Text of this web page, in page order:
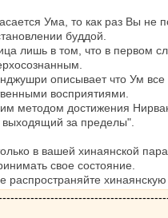
Ума, то как раз Вы не
буддой.
лишь в том, что в первом
описывает что Ум все
восприятиями.
методом достижения
выходящий за пределы".
в вашей хинаянской
свое состояние.
распространяйте